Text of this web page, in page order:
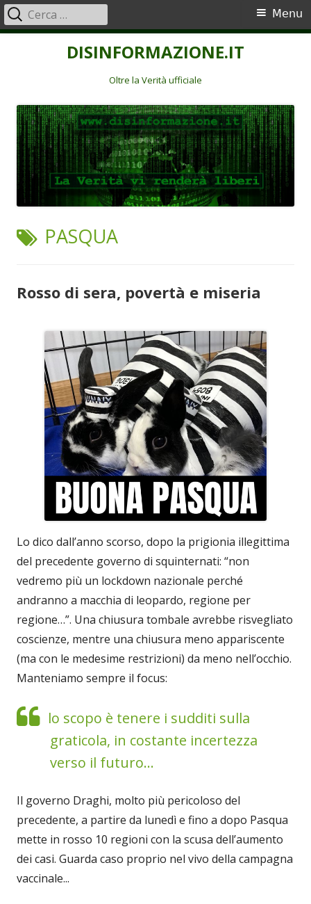
DISINFORMAZIONE.IT
Oltre la Verità ufficiale
Menu
principale
Menu
Ricerca
per:
TAG:
PASQUA
Rosso di sera, povertà e miseria
Lo dico dall’anno scorso, dopo la prigionia illegittima
del precedente governo di squinternati: “non
vedremo più un lockdown nazionale perché
andranno a macchia di leopardo, regione per
regione…”. Una chiusura tombale avrebbe risvegliato
coscienze, mentre una chiusura meno appariscente
(ma con le medesime restrizioni) da meno nell’occhio.
Manteniamo sempre il focus:
lo scopo è tenere i sudditi sulla
graticola, in costante incertezza
verso il futuro...
Il governo Draghi, molto più pericoloso del
precedente, a partire da lunedì e fino a dopo Pasqua
mette in rosso 10 regioni con la scusa dell’aumento
dei casi. Guarda caso proprio nel vivo della campagna
vaccinale...